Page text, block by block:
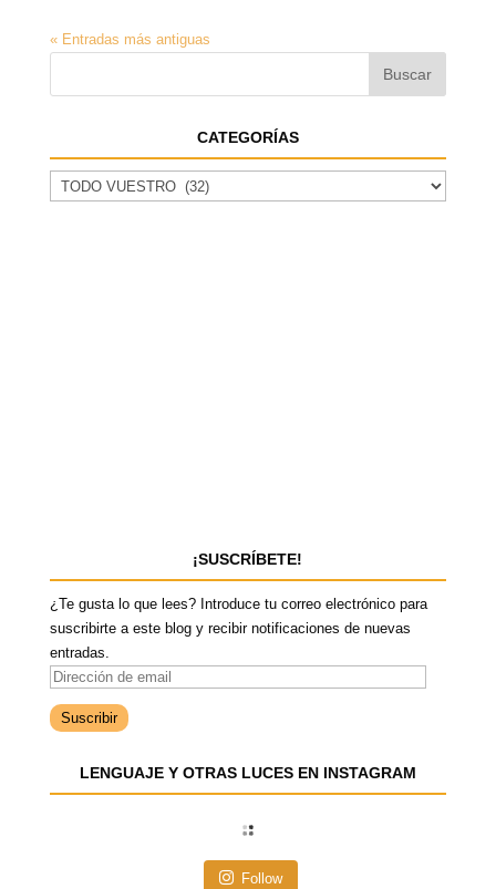
« Entradas más antiguas
CATEGORÍAS
¡SUSCRÍBETE!
¿Te gusta lo que lees? Introduce tu correo electrónico para
suscribirte a este blog y recibir notificaciones de nuevas
entradas.
D
r
c
LENGUAJE Y OTRAS LUCES EN INSTAGRAM
Follow